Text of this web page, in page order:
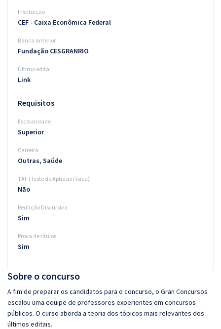
Blog
Sobre o concurso
A fim de preparar os candidatos para o concurso, o Gran Concursos
escalou uma equipe de professores experientes em concursos
públicos. O curso aborda a teoria dos tópicos mais relevantes dos
últimos editais.
Instituição
CEF - Caixa Econômica Federal
Banca anterior
Fundação CESGRANRIO
Último edital
Link
Requisitos
Escolaridade
Superior
Carreira
Outras, Saúde
TAF (Teste de Aptidão Física)
Não
Redação Discursiva
Sim
Prova de títulos
Sim